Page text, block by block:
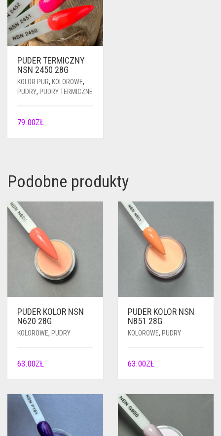
PUDER TERMICZNY
NSN 2450 28G
KOLOR PUR, KOLOROWE,
PUDRY, PUDRY TERMICZNE
79.00ZŁ
Podobne produkty
PUDER KOLOR NSN
N620 28G
KOLOROWE, PUDRY
63.00ZŁ
PUDER KOLOR NSN
N851 28G
KOLOROWE, PUDRY
63.00ZŁ